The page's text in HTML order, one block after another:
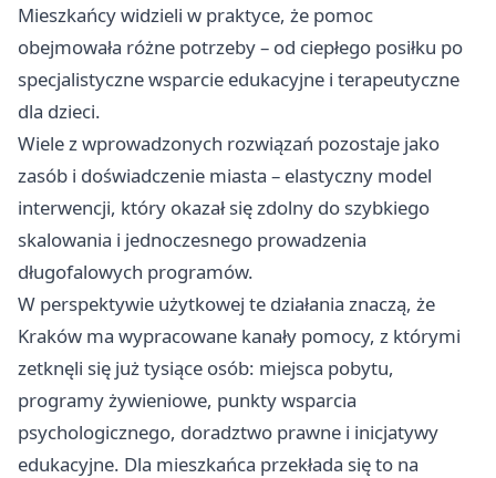
Mieszkańcy widzieli w praktyce, że pomoc
obejmowała różne potrzeby – od ciepłego posiłku po
specjalistyczne wsparcie edukacyjne i terapeutyczne
dla dzieci.
Wiele z wprowadzonych rozwiązań pozostaje jako
zasób i doświadczenie miasta – elastyczny model
interwencji, który okazał się zdolny do szybkiego
skalowania i jednoczesnego prowadzenia
długofalowych programów.
W perspektywie użytkowej te działania znaczą, że
Kraków ma wypracowane kanały pomocy, z którymi
zetknęli się już tysiące osób: miejsca pobytu,
programy żywieniowe, punkty wsparcia
psychologicznego, doradztwo prawne i inicjatywy
edukacyjne. Dla mieszkańca przekłada się to na